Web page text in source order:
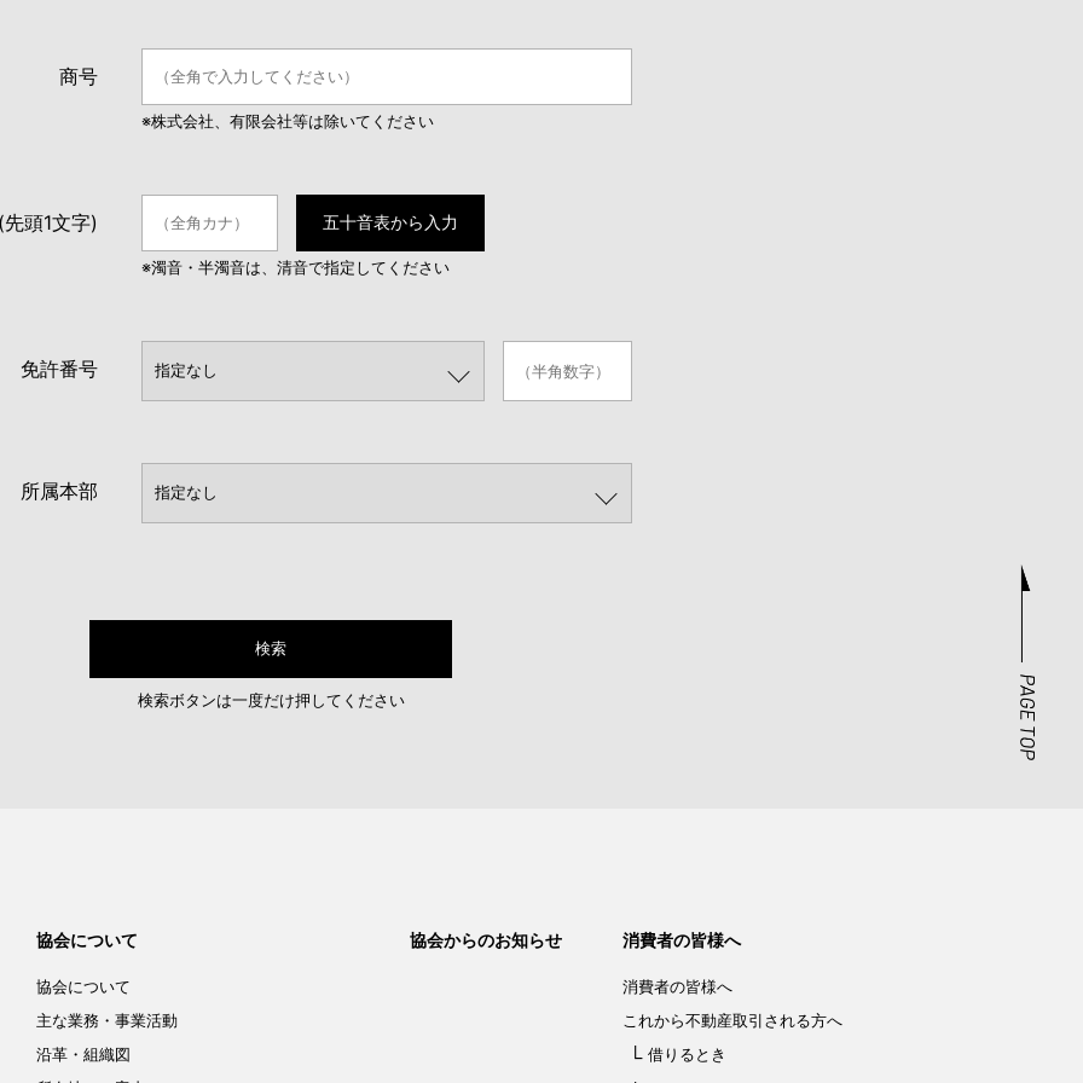
商号
※株式会社、有限会社等は除いてください
頭1文字) 五十音表から入力
※濁音・半濁音は、清音で指定してください
免許番号
所属本部
検索ボタンは一度だけ押してください
協会について
協会について
主な業務・事業活動
沿革・組織図
協会からのお知らせ 消費者の皆様へ
消費者の皆様へ
これから不動産取引される方へ
借りるとき